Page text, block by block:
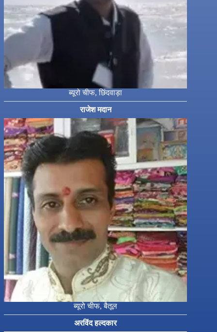
ब्यूरो चीफ, छिंदवाड़ा
राजेश मदान
ब्यूरो चीफ, बैतूल
अरविंद हल्दकार